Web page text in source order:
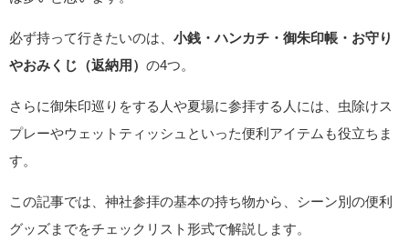
必ず持って行きたいのは、 小銭・ハンカチ・御朱印帳・お守り
やおみくじ（返納用） の4つ。
さらに御朱印巡りをする人や夏場に参拝する人には、虫除けス
プレーやウェットティッシュといった便利アイテムも役立ちま
す。
この記事では、神社参拝の基本の持ち物から、シーン別の便利
グッズまでをチェックリスト形式で解説します。